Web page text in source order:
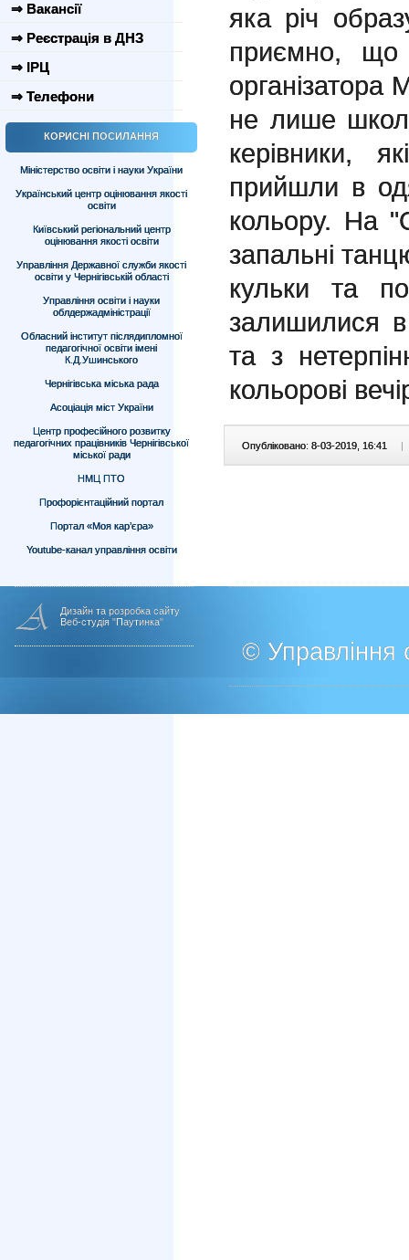
⇒ Вакансії
⇒ Реєстрація в ДНЗ
⇒ ІРЦ
⇒ Телефони
КОРИСНІ ПОСИЛАННЯ
Міністерство освіти і науки України
Український центр оцінювання якості
освіти
Київський регіональний центр
оцінювання якості освіти
Управління Державної служби якості
освіти у Чернігівській області
Управління освіти і науки
облдержадміністрації
Обласний інститут післядипломної
педагогічної освіти імені
К.Д.Ушинського
Чернігівська міська рада
Асоціація міст України
Центр професійного розвитку
педагогічних працівників Чернігівської
міської ради
НМЦ ПТО
Профорієнтаційний портал
Портал «Моя кар’єра»
Youtube-канал управління освіти
яка річ
приємно, що
не лише
керівники,
прийшли в
кольору. На
запальні
кульки та
залишилися в
та з
кольорові
Опубліковано: 8-03-2019, 16:41 |
Дизайн та розробка сайту
Веб-студія "Паутинка"
© Управління